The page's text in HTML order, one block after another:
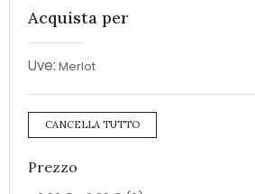
Acquista per
Uve: Merlot
CANCELLA TUTTO
Prezzo